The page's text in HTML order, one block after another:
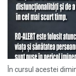
În cursul acestei